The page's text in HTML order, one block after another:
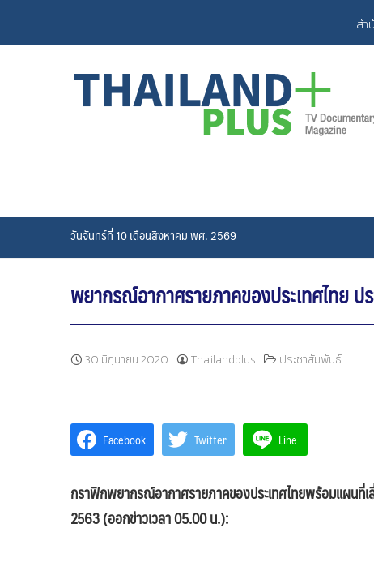
content
สำ
วันจันทร์ที่ 10 เดือนสิงหาคม พศ. 2569
พยากรณ์อากาศรายภาคของประเทศไทย
30 มิถุนายน 2020 Thailandplus ประชาสัมพันธ์
Facebook Twitter Line
กราฟิกพยากรณ์อากาศรายภาคของประเทศไทยพร้อมแผนที่
2563 (ออกข่าวเวลา 05.00 น.):